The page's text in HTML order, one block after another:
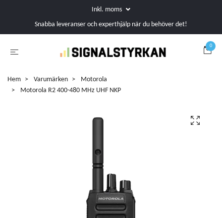
Inkl. moms
Snabba leveranser och experthjälp när du behöver det!
0
Hem Varumärken
Motorola
Motorola R2 400-480 MHz UHF NKP